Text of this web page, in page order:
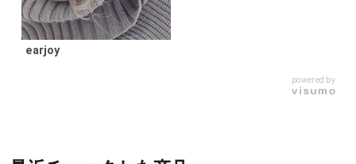
earjoy
powered by